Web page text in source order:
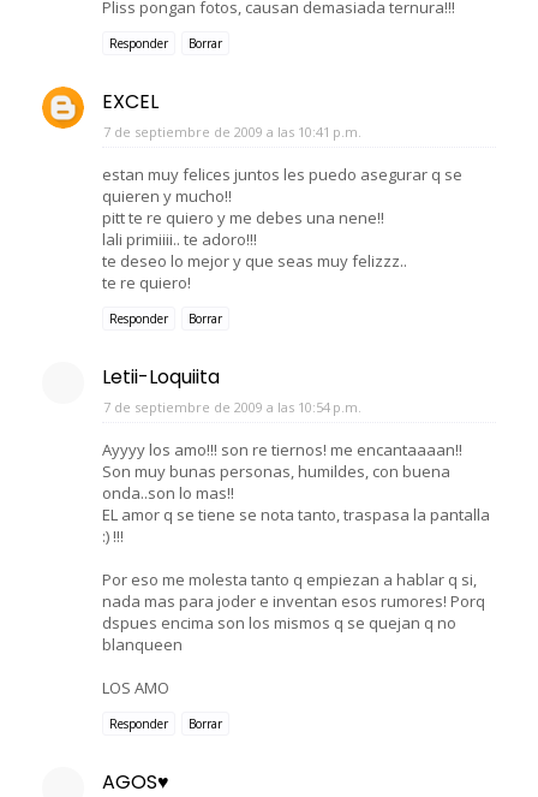
Pliss pongan fotos, causan demasiada ternura!!!
Responder Borrar
EXCEL
7 de septiembre de 2009 a las 10:41 p.m.
estan muy felices juntos les puedo asegurar q se
quieren y mucho!!
pitt te re quiero y me debes una nene!!
lali primiiii.. te adoro!!!
te deseo lo mejor y que seas muy felizzz..
te re quiero!
Responder Borrar
Letii-Loquiita
7 de septiembre de 2009 a las 10:54 p.m.
Ayyyy los amo!!! son re tiernos! me encantaaaan!!
Son muy bunas personas, humildes, con buena
onda..son lo mas!!
EL amor q se tiene se nota tanto, traspasa la pantalla
:) !!!
Por eso me molesta tanto q empiezan a hablar q si,
nada mas para joder e inventan esos rumores! Porq
dspues encima son los mismos q se quejan q no
blanqueen
LOS AMO
Responder Borrar
AGOS♥